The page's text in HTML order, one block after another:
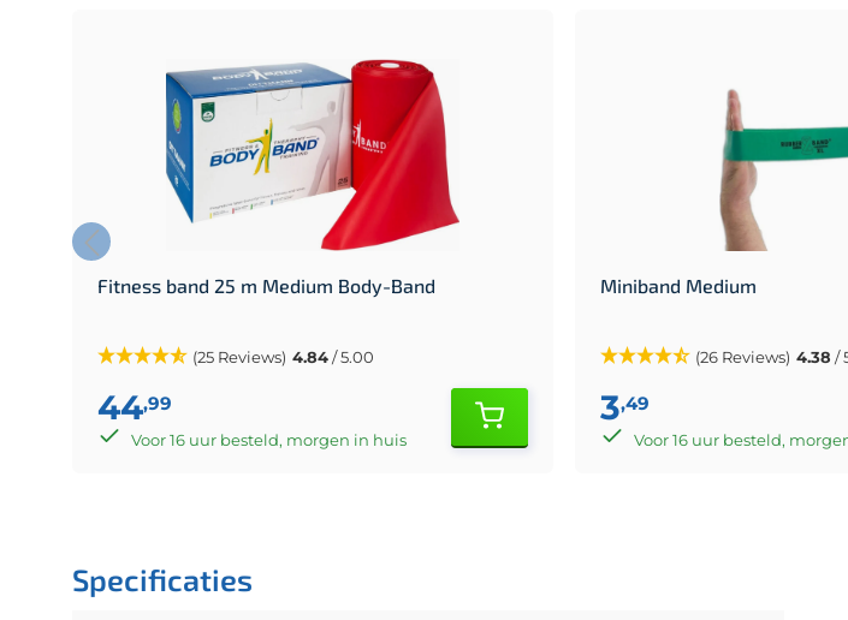
Fitness band 25 m Medium Body-Band
(25 Reviews) 4.84/ 5.00
44,99
Voor 16 uur besteld, morgen in huis
Miniband Medium
(26 Reviews) 4.38 /
3,49
Voor 16 uur besteld,
Specificaties